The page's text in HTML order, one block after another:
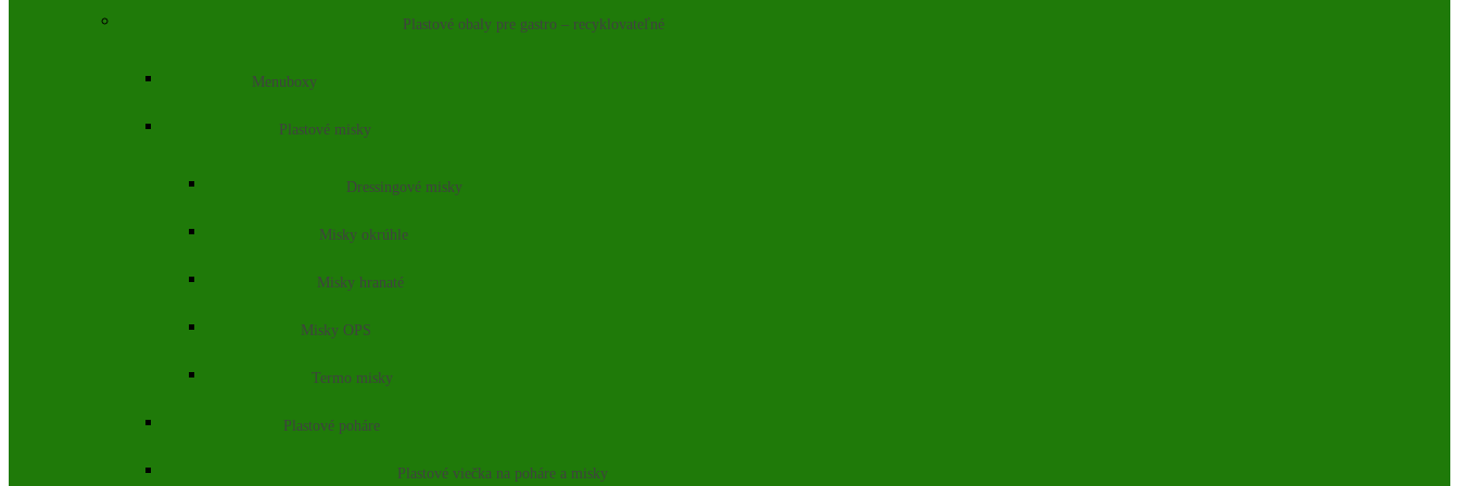
Plastové obaly pre gastro – recyklovateľné
Menuboxy
Plastové misky
Dressingové misky
Misky okrúhle
Misky hranaté
Misky OPS
Termo misky
Plastové poháre
Plastové viečka na poháre a misky